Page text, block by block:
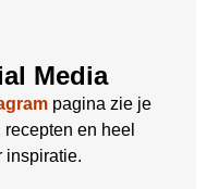
Media
pagina zie je
en heel
inspiratie.